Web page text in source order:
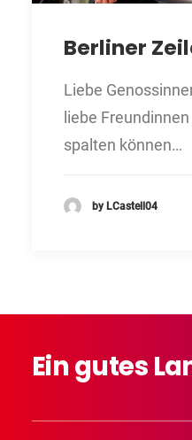
Berliner
Liebe
liebe
spalten können…
by LCastell04
Eingutes